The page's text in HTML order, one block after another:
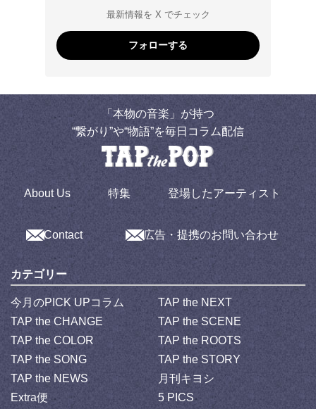
最新情報を X でチェック
フォローする
「本物の音楽」が持つ
“繋がり”や“物語”を毎日コラム配信
About Us 特集 登場したアーティスト
Contact 広告・提携のお問い合わせ
カテゴリー
今月のPICK UPコラム
TAP the NEXT
TAP the CHANGE
TAP the SCENE
TAP the COLOR
TAP the ROOTS
TAP the SONG
TAP the STORY
TAP the NEWS
月刊キヨシ
Extra便
5 PICS